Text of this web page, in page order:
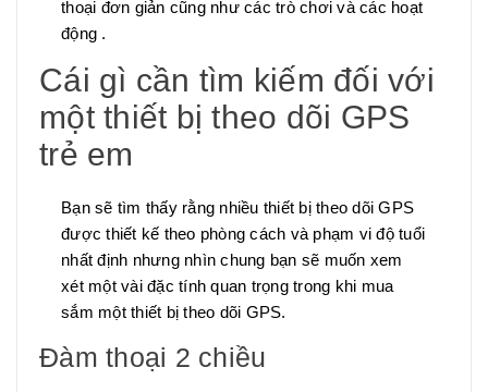
thoại đơn giản cũng như các trò chơi và các hoạt
động .
Cái gì cần tìm kiếm đối với
một thiết bị theo dõi GPS
trẻ em
Bạn sẽ tìm thấy rằng nhiều thiết bị theo dõi GPS
được thiết kế theo phòng cách và phạm vi độ tuổi
nhất định nhưng nhìn chung bạn sẽ muốn xem
xét một vài đặc tính quan trọng trong khi mua
sắm một thiết bị theo dõi GPS.
Đàm thoại 2 chiều